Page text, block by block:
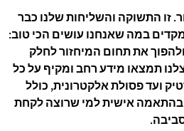
זו התשוקה והשליחות שלנו כבר
במה שאנחנו עושים הכי טוב:
ולהפוך את תחום המיחזור לחלק
תמצאו מידע רחב ומקיף על כל
ועד פסולת אלקטרונית, כולל
בהתאמה אישית למי שרוצה לקחת